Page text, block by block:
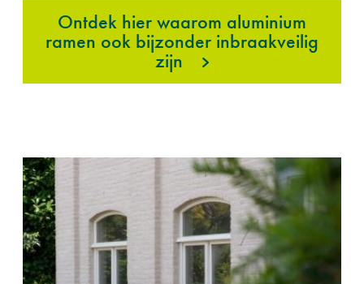
Ontdek hier waarom aluminium
ramen ook bijzonder inbraakveilig
zijn